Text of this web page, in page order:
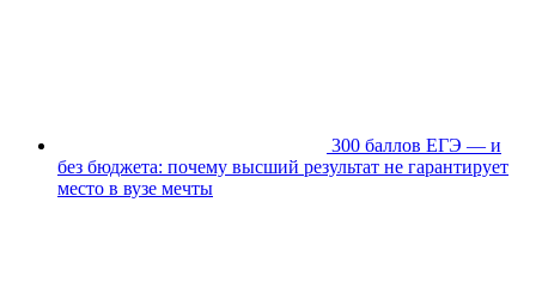
300 баллов ЕГЭ — и
без бюджета: почему высший результат не гарантирует
место в вузе мечты